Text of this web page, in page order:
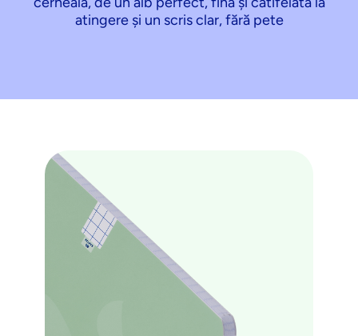
atingere și un scris clar, fără pete